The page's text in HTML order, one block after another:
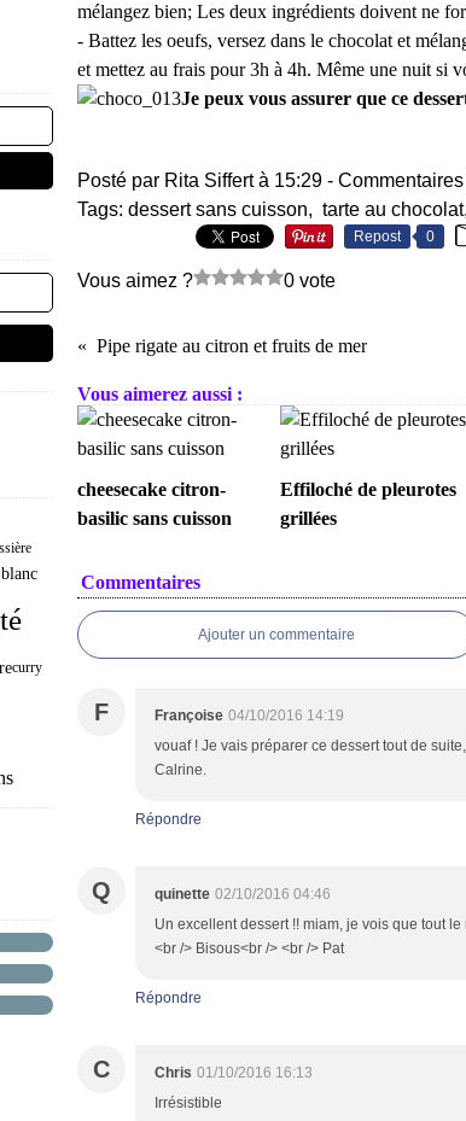
curry
mélangez bien; Les deux ingrédients doivent ne
- Battez les oeufs, versez dans le chocolat et
et mettez au frais pour 3h à 4h. Même une nuit si
Je peux vous assurer que ce
Posté par Rita Siffert à 15:29 - Commentaires
Tags: dessert sans cuisson, tarte au chocolat
Repost 0
Vous aimez ? 0 vote
Pipe rigate au citron et fruits de mer
Vous aimerez aussi :
cheesecake citron-
basilic sans cuisson
Effiloché de pleurotes
grillées
Commentaires
Ajouter un commentaire
F Françoise 04/10/2016 14:19
vouaf ! Je vais préparer ce dessert tout de
Calrine.
Répondre
Q quinette 02/10/2016 04:46
Un excellent dessert !! miam, je vois que tout
<br /> Bisous<br /> <br /> Pat
Répondre
C Chris 01/10/2016 16:13
Irrésistible